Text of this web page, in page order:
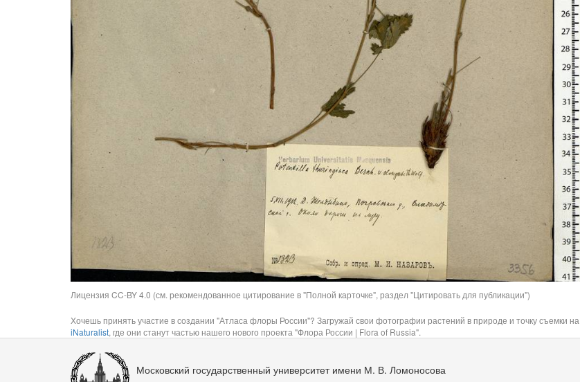
Лицензия CC-BY 4.0 (см. рекомендованное цитирование в "Полной карточке", раздел "Цитировать для публикации")
Хочешь принять участие в создании "Атласа флоры России"? Загружай свои фотографии растений в природе и точку съемки на
iNaturalist, где они станут частью нашего нового проекта "Флора России | Flora of Russia".
Московский государственный университет имени М. В. Ломоносова